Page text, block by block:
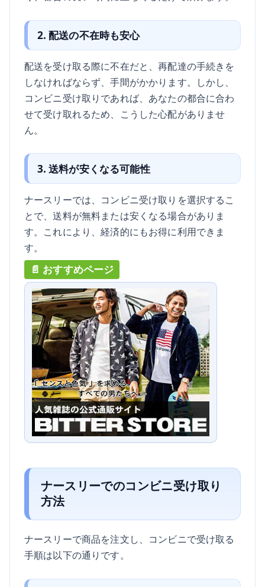
2. 配送の不在時も安心
配送を受け取る際に不在だと、再配達の手続きを
しなければならず、手間がかかります。しかし、
コンビニ受け取りであれば、あなたの都合に合わ
せて受け取れるため、こうした心配がありませ
ん。
3. 送料が安くなる可能性
ナースリーでは、コンビニ受け取りを選択するこ
とで、送料が無料または安くなる場合がありま
す。これにより、経済的にもお得に利用できま
す。
ナースリーでのコンビニ受け取り
方法
ナースリーで商品を注文し、コンビニで受け取る
手順は以下の通りです。